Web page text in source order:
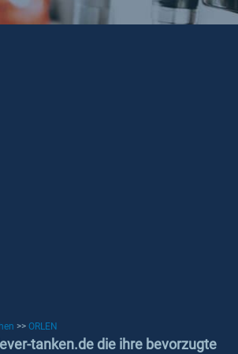
>> ORLEN
tanken.de die ihre bevorzugte